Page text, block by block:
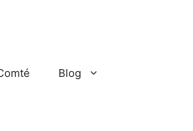
Blog